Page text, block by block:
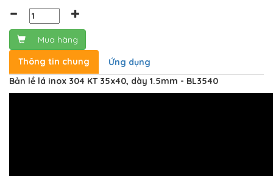
Mua hàng
Thông tin chung
Ứng dụng
Bản lề lá inox 304 KT 35x40, dày 1.5mm - BL3540